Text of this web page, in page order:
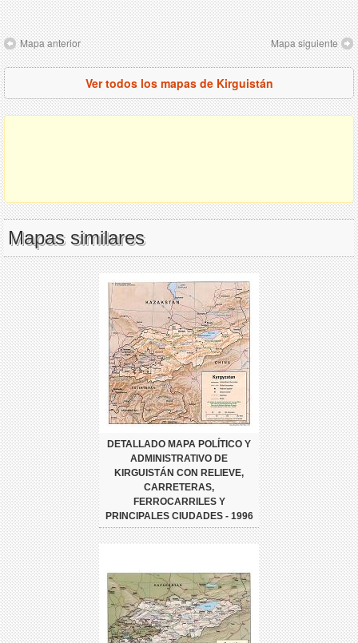
Mapa anterior Mapa siguiente
Ver todos los mapas de Kirguistán
Mapas similares
DETALLADO MAPA POLÍTICO Y
ADMINISTRATIVO DE
KIRGUISTÁN CON RELIEVE,
CARRETERAS,
FERROCARRILES Y
PRINCIPALES CIUDADES - 1996